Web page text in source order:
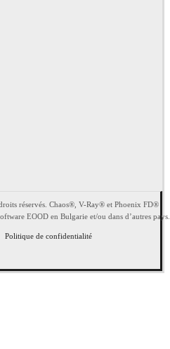
réservés. Chaos®, V-Ray® et Phoenix FD®
EOOD en Bulgarie et/ou dans d’autres pays.
Politique de confidentialité